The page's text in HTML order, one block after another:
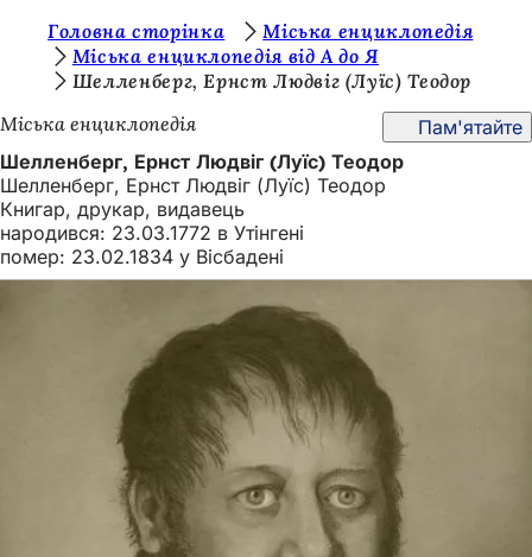
Перейти до змісту
т
у
т
:
Головна сторінка
Міська енциклопедія
Міська енциклопедія від А до Я
Шелленберг, Ернст Людвіг (Луїс) Теодор
Міська енциклопедія
Пам'ятайте
Шелленберг, Ернст Людвіг (Луїс) Теодор
Шелленберг, Ернст Людвіг (Луїс) Теодор
Книгар, друкар, видавець
народився: 23.03.1772 в Утінгені
помер: 23.02.1834 у Вісбадені